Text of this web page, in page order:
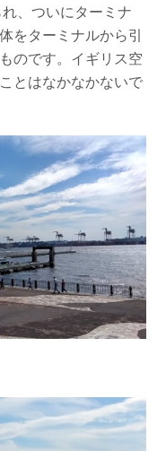
、ついにターミナ
をターミナルから引
のです。イギリス空
とはなかなかないで